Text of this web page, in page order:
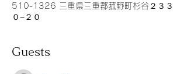
510-1326 三重県三重郡菰野町杉谷２３３
０−２０
Guests